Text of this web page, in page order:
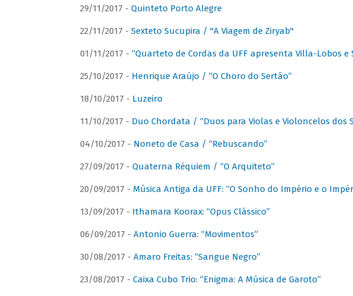
29/11/2017 - Quinteto Porto Alegre
22/11/2017 - Sexteto Sucupira / "A Viagem de Ziryab"
01/11/2017 - “Quarteto de Cordas da UFF apresenta Villa-Lobos e
25/10/2017 - Henrique Araújo / “O Choro do Sertão”
18/10/2017 - Luzeiro
11/10/2017 - Duo Chordata / “Duos para Violas e Violoncelos dos
04/10/2017 - Noneto de Casa / “Rebuscando”
27/09/2017 - Quaterna Réquiem / “O Arquiteto”
20/09/2017 - Música Antiga da UFF: “O Sonho do Império e o
13/09/2017 - Ithamara Koorax: “Opus Clássico”
06/09/2017 - Antonio Guerra: “Movimentos”
30/08/2017 - Amaro Freitas: “Sangue Negro”
23/08/2017 - Caixa Cubo Trio: “Enigma: A Música de Garoto”